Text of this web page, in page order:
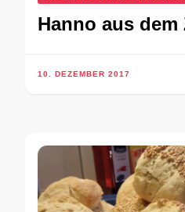
Hanno aus
10. DEZEMBER 2017